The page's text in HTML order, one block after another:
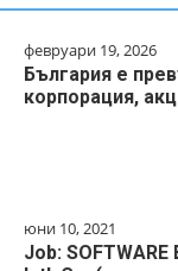
февруари 19, 2026
България е
корпорация,
юни 10, 2021
Job: SOFTWARE